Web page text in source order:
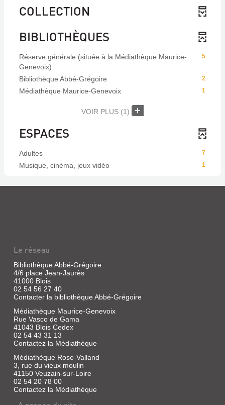
COLLECTION
BIBLIOTHÈQUES
5
Réserve générale (située à la Médiathèque Maurice-
Genevoix)
2
Bibliothèque Abbé-Grégoire
1
Médiathèque Maurice-Genevoix
VOIR PLUS (1)
ESPACES
7
Adultes
1
Musique, cinéma, jeux vidéo
Le réseau
Bibliothèque Abbé-Grégoire
4/6 place Jean-Jaurès
41000 Blois
02 54 56 27 40
Contacter la bibliothèque Abbé-Grégoire
Médiathèque Maurice-Genevoix
Rue Vasco de Gama
41043 Blois Cedex
02 54 43 31 13
Contactez la Médiathèque
Médiathèque Rose-Valland
3, rue du vieux moulin
41150 Veuzain-sur-Loire
02 54 20 78 00
Contactez la Médiathèque